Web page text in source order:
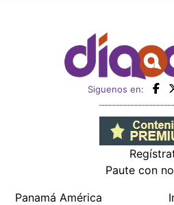
Siguenos en:
Paute con
Panamá América